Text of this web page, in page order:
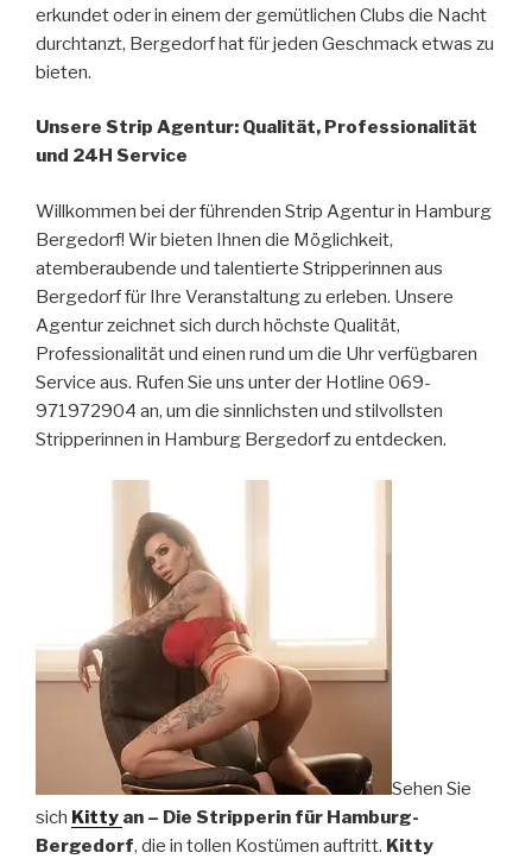
erkundet oder in einem der gemütlichen Clubs die Nacht
durchtanzt, Bergedorf hat für jeden Geschmack etwas zu
bieten.
Unsere Strip Agentur: Qualität, Professionalität
und 24H Service
Willkommen bei der führenden Strip Agentur in Hamburg
Bergedorf! Wir bieten Ihnen die Möglichkeit,
atemberaubende und talentierte Stripperinnen aus
Bergedorf für Ihre Veranstaltung zu erleben. Unsere
Agentur zeichnet sich durch höchste Qualität,
Professionalität und einen rund um die Uhr verfügbaren
Service aus. Rufen Sie uns unter der Hotline 069-
971972904 an, um die sinnlichsten und stilvollsten
Stripperinnen in Hamburg Bergedorf zu entdecken.
Sehen Sie
sich Kitty an – Die Stripperin für Hamburg-
Bergedorf, die in tollen Kostümen auftritt. Kitty